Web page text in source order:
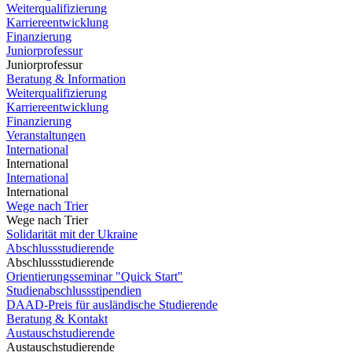
Weiterqualifizierung
Karriereentwicklung
Finanzierung
Juniorprofessur
Juniorprofessur
Beratung & Information
Weiterqualifizierung
Karriereentwicklung
Finanzierung
Veranstaltungen
International
International
International
International
Wege nach Trier
Wege nach Trier
Solidarität mit der Ukraine
Abschlussstudierende
Abschlussstudierende
Orientierungsseminar "Quick Start"
Studienabschlussstipendien
DAAD-Preis für ausländische Studierende
Beratung & Kontakt
Austauschstudierende
Austauschstudierende